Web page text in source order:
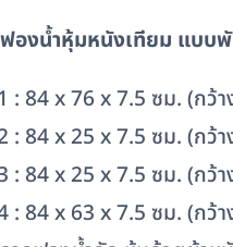
งน้ำหุ้มหนังเทียม แบบพั
: 84 x 76 x 7.5 ซม. (กว้า
: 84 x 25 x 7.5 ซม. (กว้า
: 84 x 25 x 7.5 ซม. (กว้า
: 84 x 63 x 7.5 ซม. (กว้า